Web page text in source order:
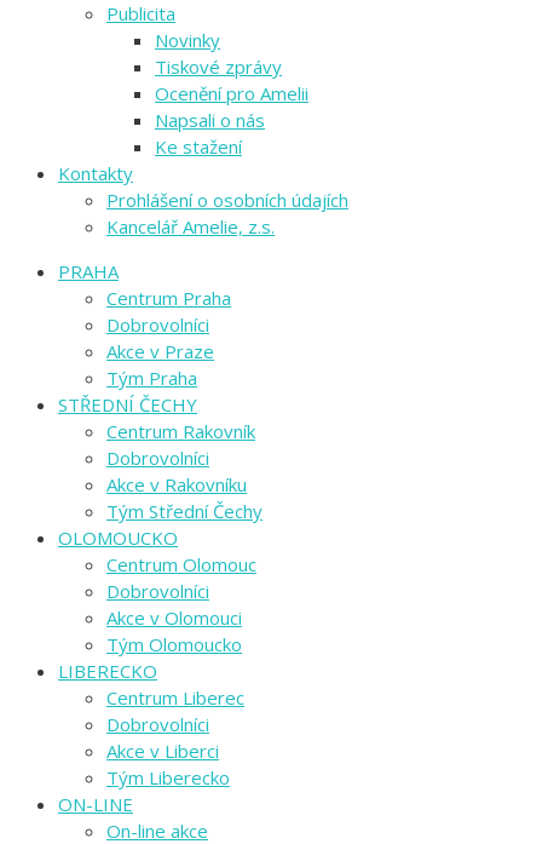
Publicita
Novinky
Tiskové zprávy
Ocenění pro Amelii
Napsali o nás
Ke stažení
Kontakty
Prohlášení o osobních údajích
Kancelář Amelie, z.s.
PRAHA
Centrum Praha
Dobrovolníci
Akce v Praze
Tým Praha
STŘEDNÍ ČECHY
Centrum Rakovník
Dobrovolníci
Akce v Rakovníku
Tým Střední Čechy
OLOMOUCKO
Centrum Olomouc
Dobrovolníci
Akce v Olomouci
Tým Olomoucko
LIBERECKO
Centrum Liberec
Dobrovolníci
Akce v Liberci
Tým Liberecko
ON-LINE
On-line akce